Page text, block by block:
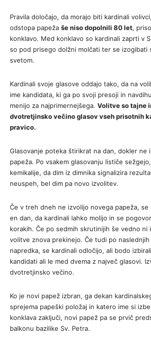
Pravila določajo, da morajo biti kardinali
odstopa papeža še niso dopolnili 80 let,
konklavo. Med konklavo so kardinali zaprti v
so pod prisego dolžni molčati ter se izogibati
svetom.
Kardinali svoje glasove oddajo tako, da na
ime kandidata, ki ga po svoji presoji in
menijo za najprimernejšega. Volitve so tajne
dvotretjinsko večino glasov vseh prisotnih
pravico.
Glasovanje poteka štirikrat na dan, dokler ne
papeža. Po vsakem glasovanju lističe
kemikalije, da dim iz dimnika signalizira
neuspeh, bel dim pa novo izvolitev.
Če v treh dneh ne izvolijo novega papeža,
en dan, da kardinali lahko molijo in se
korakih. Če po sedmih skrutinijih še vedno ni
volitve znova prekinejo. Če tudi po
napredka, se kardinali odločijo, ali bodo
kandidati ali le med dvema z največ glasovi.
dvotretjinsko večino.
Ko je novi papež izbran, ga dekan
sprejema papeški položaj in katero ime si
konklava zaključi, novi papež pa se prvič
balkonu bazilike Sv. Petra.